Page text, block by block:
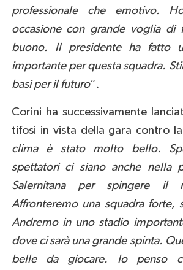
professionale che emotivo.
occasione con grande voglia di
buono. Il presidente ha fatto
importante per questa squadra.
basi per il futuro“.
Corini ha successivamente
tifosi in vista della gara contro
clima è stato molto bello.
spettatori ci siano anche nella
Salernitana per spingere il
Affronteremo una squadra forte,
Andremo in uno stadio
dove ci sarà una grande spinta.
belle da giocare. Io penso